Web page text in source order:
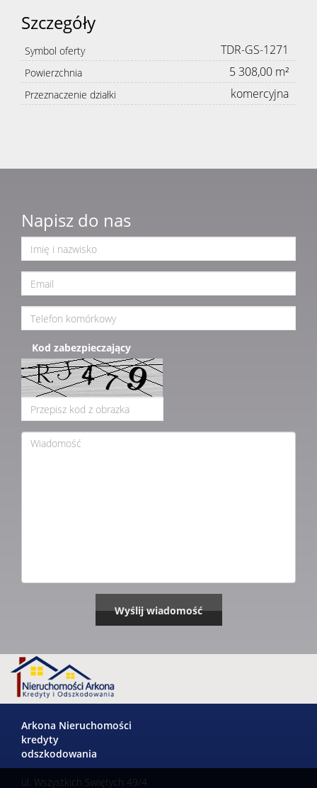
Szczegóły
Symbol oferty TDR-GS-1271
Powierzchnia 5 308,00 m²
Przeznaczenie działki komercyjna
Napisz do nas
Kod zabezpieczający
Arkona Nieruchomości
kredyty
odszkodowania
ul. Wszystkich Swiętych 49/4